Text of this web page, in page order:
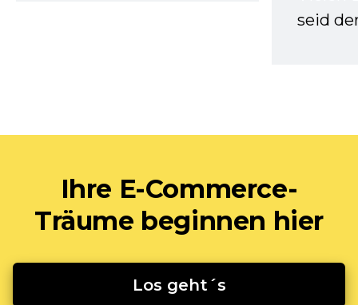
seid
Ihre E-Commerce-
Träume beginnen hier
Los geht´s